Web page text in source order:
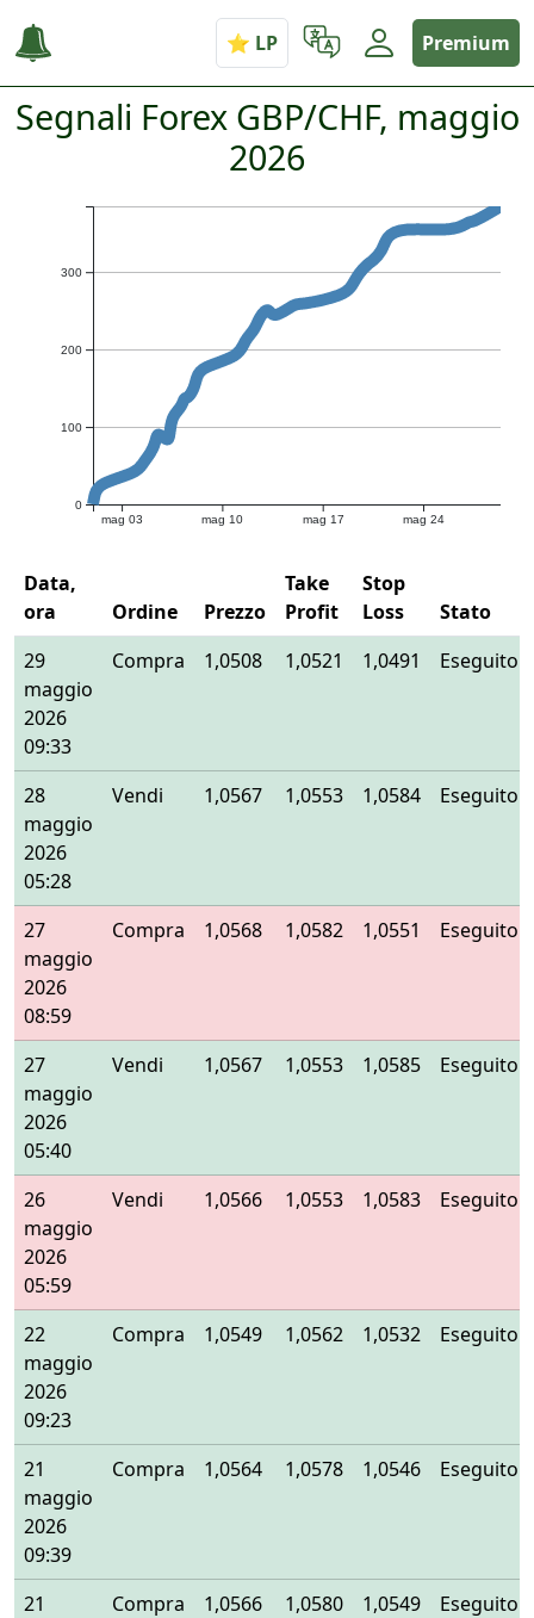
Premium
Segnali Forex GBP/CHF, maggio
2026
mag 03 mag 10 mag 17 mag 24
0
100
200
300
Data,
ora
Ordine Prezzo
Take
Profit
Stop
Loss
Stato
29
maggio
2026
09:33
Compra 1,0508 1,0521 1,0491 Eseguito
28
maggio
2026
05:28
Vendi 1,0567 1,0553 1,0584 Eseguito
27
maggio
2026
08:59
Compra 1,0568 1,0582 1,0551 Eseguito
27
maggio
2026
05:40
Vendi 1,0567 1,0553 1,0585 Eseguito
26
maggio
2026
05:59
Vendi 1,0566 1,0553 1,0583 Eseguito
22
maggio
2026
09:23
Compra 1,0549 1,0562 1,0532 Eseguito
21
maggio
2026
09:39
Compra 1,0564 1,0578 1,0546 Eseguito
21
Compra 1,0566 1,0580 1,0549 Eseguito